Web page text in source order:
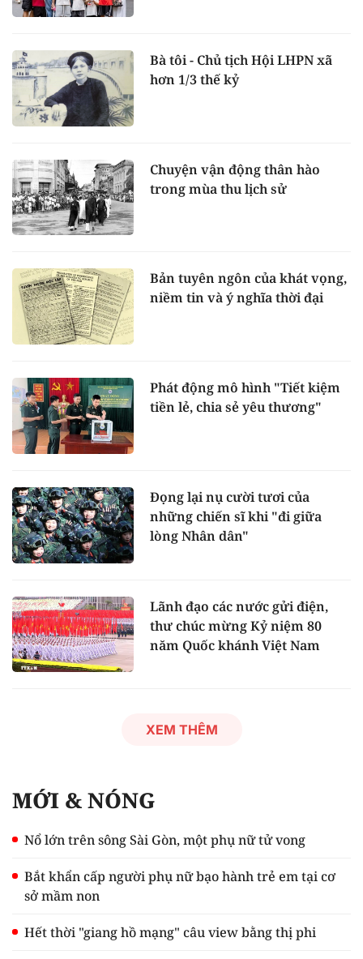
Bà tôi - Chủ tịch Hội LHPN xã
hơn 1/3 thế kỷ
Chuyện vận động thân hào
trong mùa thu lịch sử
Bản tuyên ngôn của khát vọng,
niềm tin và ý nghĩa thời đại
Phát động mô hình "Tiết kiệm
tiền lẻ, chia sẻ yêu thương"
Đọng lại nụ cười tươi của
những chiến sĩ khi "đi giữa
lòng Nhân dân"
Lãnh đạo các nước gửi điện,
thư chúc mừng Kỷ niệm 80
năm Quốc khánh Việt Nam
XEM THÊM
MỚI & NÓNG
Nổ lớn trên sông Sài Gòn, một phụ nữ tử vong
Bắt khẩn cấp người phụ nữ bạo hành trẻ em tại cơ
sở mầm non
Hết thời "giang hồ mạng" câu view bằng thị phi